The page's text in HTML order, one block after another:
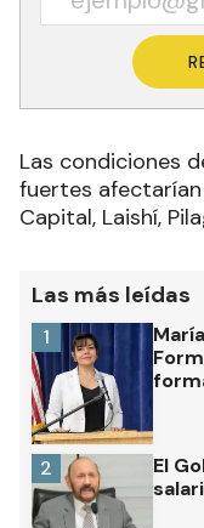
Las condiciones
fuertes
Capital, Laishí,
Las más leídas
1
El
2